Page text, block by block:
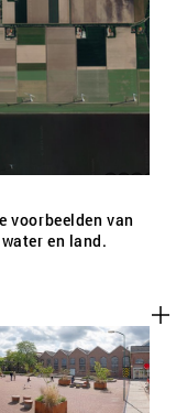
voorbeelden van
en land.